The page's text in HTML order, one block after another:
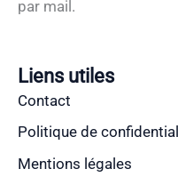
par mail.
Liens utiles
Contact
Politique de
Mentions légales